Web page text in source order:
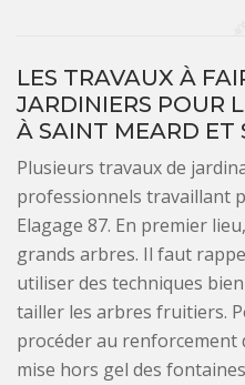
LES TRAVAUX À
JARDINIERS POUR
À SAINT MEARD ET
Plusieurs travaux de
professionnels travaillant
Elagage 87. En premier
grands arbres. Il faut
utiliser des techniques
tailler les arbres fruitiers.
procéder au renforcement
mise hors gel des